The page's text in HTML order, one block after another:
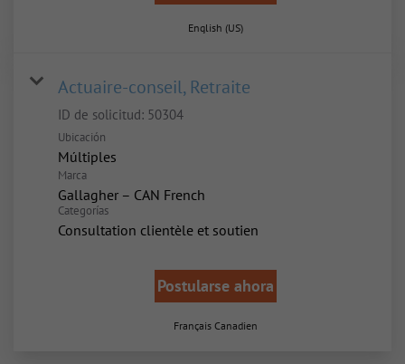
English (US)
Actuaire-conseil, Retraite
ID de solicitud: 50304
Ubicación
Múltiples
Marca
Gallagher – CAN French
Categorías
Consultation clientèle et soutien
Postularse ahora
Français Canadien